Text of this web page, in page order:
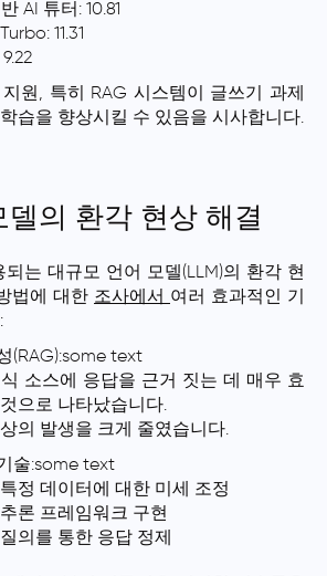
AI 튜터: 10.81
11.31
원, 특히 RAG 시스템이 글쓰기 과제
습을 향상시킬 수 있음을 시사합니다.
델의 환각 현상 해결
는 대규모 언어 모델(LLM)의 환각 현
법에 대한 조사에서 여러 효과적인 기
(RAG):some text
소스에 응답을 근거 짓는 데 매우 효
으로 나타났습니다.
의 발생을 크게 줄였습니다.
술:some text
정 데이터에 대한 미세 조정
론 프레임워크 구현
의를 통한 응답 정제